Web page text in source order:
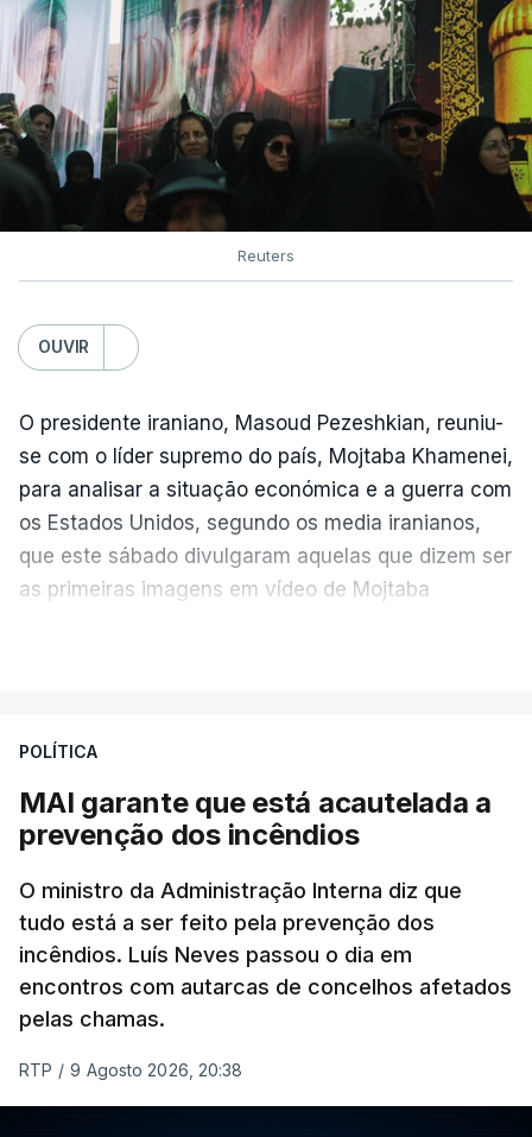
Reuters
OUVIR
O presidente iraniano, Masoud Pezeshkian, reuniu-
se com o líder supremo do país, Mojtaba Khamenei,
para analisar a situação económica e a guerra com
os Estados Unidos, segundo os media iranianos,
que este sábado divulgaram aquelas que dizem ser
as primeiras imagens em vídeo de Mojtaba
Mehr na rede social Telegram, como aquilo que
israelita, que nos últimos tempos vem dando conta
de que o líder supremo iraniano estará em estado
crítico na sequência do bombardeamento que no
último dia de fevereiro passado matou o pai, o
ayatollah Ali Khamenei, e outros membros da
família.
As imagens mostram Mojtaba Khamenei no que
será uma aula religiosa, mas sem qualquer
indicação adicional.
POLÍTICA
MAI garante que está acautelada a
prevenção dos incêndios
O ministro da Administração Interna diz que
tudo está a ser feito pela prevenção dos
incêndios. Luís Neves passou o dia em
encontros com autarcas de concelhos afetados
pelas chamas.
RTP / 9 Agosto 2026, 20:38